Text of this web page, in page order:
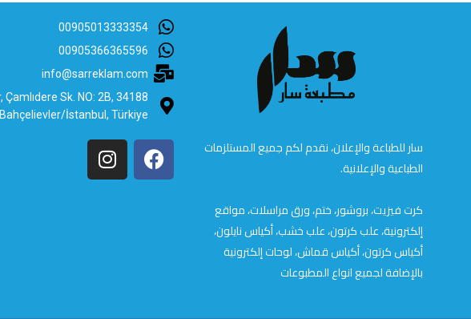
سار للطباعة والإعلان، نقدم لكم جميع المستلزمات
الطباعية والإعلانية.
كرت فيزيت، بروشور، ختم، ورق مراسلات، مواقع
إلكترونية، علب كرتون، علب خشب، أكياس نايلون،
أكياس كرتون، أكياس قماش، لوحات إلكترونية
بالإضافة لجميع انواع المطبوعات
00905013333354
00905366365596
info@sarreklam.com
Çamlıdere Sk. NO: 2B, 34188
Bahçelievler/İstanbul, Türkiye